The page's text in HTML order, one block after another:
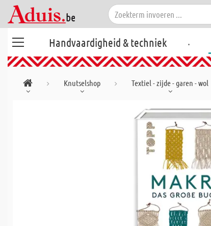
Handvaardigheid & techniek .
Knutselshop Textiel - zijde - garen - wol